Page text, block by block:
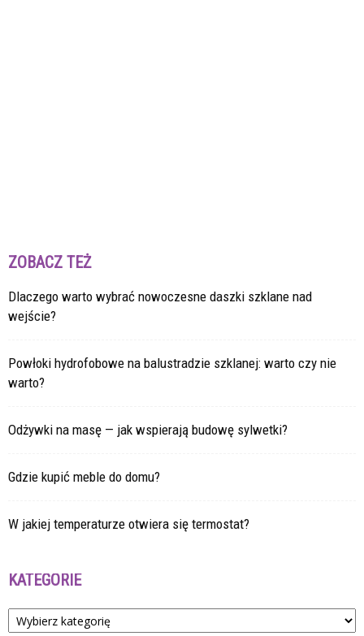
ZOBACZ TEŻ
Dlaczego warto wybrać nowoczesne daszki szklane nad
wejście?
Powłoki hydrofobowe na balustradzie szklanej: warto czy nie
warto?
Odżywki na masę — jak wspierają budowę sylwetki?
Gdzie kupić meble do domu?
W jakiej temperaturze otwiera się termostat?
KATEGORIE
Kategorie